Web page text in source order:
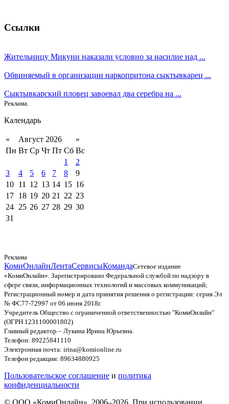
Ссылки
Жительницу Микуни наказали условно за насилие над ...
Обвиняемый в организации наркопритона сыктывкарец ...
Сыктывкарский пловец завоевал два серебра на ...
Реклама.
Календарь
« Август 2026
»
Пн Вт Ср Чт Пт Сб Вс
1
2
3
4 5 6 7 8
9
10 11 12 13 14 15 16
17 18 19 20 21 22 23
24 25 26 27 28 29 30
31
Реклама
КомиОнлайнЛентаСервисыКомандаСетевое издание
«КомиОнлайн». Зарегистрировано Федеральной службой по надзору в
сфере связи, информационных технологий и массовых коммуникаций;
Регистрационный номер и дата принятия решения о регистрации: серия Эл
№ ФС77-72997 от 06 июня 2018г.
Учредитель Общество с ограниченной ответственностью "КомиОнлайн"
(ОГРН 1231100001802)
Главный редактор – Лукина Ирина Юрьевна.
Телефон: 89225841110
Электронная почта: irina@komionline.ru
Телефон редакции: 89634880925
Пользовательское соглашение и политика
конфиденциальности
© ООО «КомиОнлайн», 2006–2026. При использовании